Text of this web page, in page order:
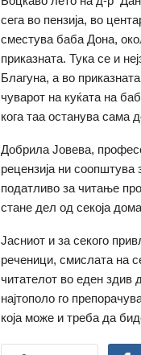
сега во пензија, во
сместува баба Дона,
приказната. Тука се и
Благуна, а во
чуварот на куќата на
кога таа останува сама
Добрила Јовева,
рецензија ни
податливо за читање
стане дел од секоја
Јасниот и за секого
реченици, смислата на
читателот во еден здив
најтополо го
која може и треба да